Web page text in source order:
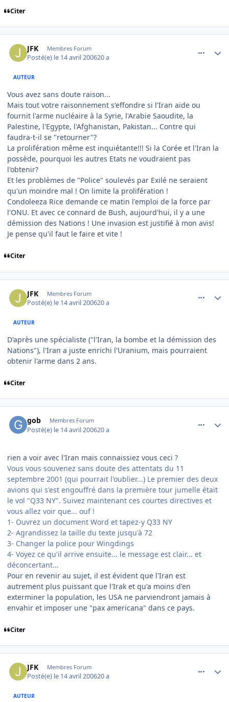
Citer
JFK Membres Forum
Posté(e) le 14 avril 200620 a
AUTEUR
Vous avez sans doute raison...
Mais tout votre raisonnement s'effondre si l'Iran aide ou
fournit l'arme nucléaire à la Syrie, l'Arabie Saoudite, la
Palestine, l'Egypte, l'Afghanistan, Pakistan... Contre qui
faudra-t-il se "retourner"?
La prolifération même est inquiétante!!! Si la Corée et l'Iran la
possède, pourquoi les autres Etats ne voudraient pas
l'obtenir?
Et les problèmes de "Police" soulevés par Exilé ne seraient
qu'un moindre mal ! On limite la prolifération !
Condoleeza Rice demande ce matin l'emploi de la force par
l'ONU. Et avec ce connard de Bush, aujourd'hui, il y a une
démission des Nations ! Une invasion est justifié à mon avis!
Je pense qu'il faut le faire et vite !
Citer
JFK Membres Forum
Posté(e) le 14 avril 200620 a
AUTEUR
D'après une spécialiste ("l'Iran, la bombe et la démission des
Nations"), l'Iran a juste enrichi l'Uranium, mais pourraient
obtenir l'arme dans 2 ans.
Citer
gob Membres Forum
Posté(e) le 14 avril 200620 a
rien a voir avec l'Iran mais connaissiez vous ceci ?
Vous vous souvenez sans doute des attentats du 11
septembre 2001 (qui pourrait l'oublier...) Le premier des deux
avions qui s'est engouffré dans la première tour jumelle était
le vol "Q33 NY". Suivez maintenant ces courtes directives et
vous allez voir que... ouf !
1- Ouvrez un document Word et tapez-y Q33 NY
2- Agrandissez la taille du texte jusqu'à 72
3- Changer la police pour Wingdings
4- Voyez ce qu'il arrive ensuite... le message est clair... et
déconcertant...
Pour en revenir au sujet, il est évident que l'Iran est
autrement plus puissant que l'Irak et qu'a moins d'en
exterminer la population, les USA ne parviendront jamais à
envahir et imposer une "pax americana" dans ce pays.
Citer
JFK Membres Forum
Posté(e) le 14 avril 200620 a
AUTEUR